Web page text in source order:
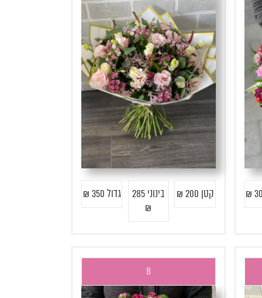
קטן 200 ₪
בינוני 285
₪
גדול 350 ₪
8